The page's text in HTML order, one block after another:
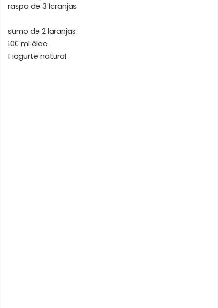
raspa de 3 laranjas
sumo de 2 laranjas
100 ml óleo
1 iogurte natural